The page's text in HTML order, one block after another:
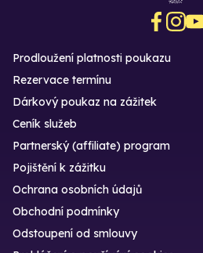
Prodloužení platnosti poukazu
Rezervace termínu
Dárkový poukaz na zážitek
Ceník služeb
Partnerský (affiliate) program
Pojištění k zážitku
Ochrana osobních údajů
Obchodní podmínky
Odstoupení od smlouvy